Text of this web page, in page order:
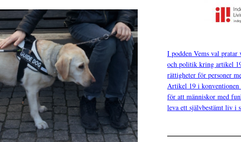
I podden Vems val
och politik kring artikel
rättigheter för personer
Artikel 19 i konventionen
för att människor med
leva ett självbestämt liv i